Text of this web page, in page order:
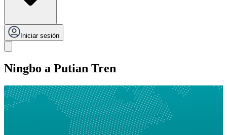
Iniciar sesión
Ningbo a Putian Tren